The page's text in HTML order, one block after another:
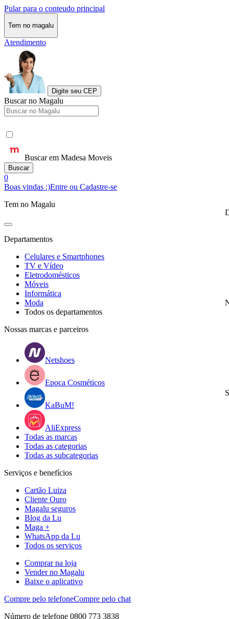
Pular para o conteudo principal
Tem no magalu
Atendimento
Digite seu CEP
Buscar no Magalu
Buscar em Madesa Moveis
Buscar
0
Boas vindas :)Entre ou Cadastre-se
Tem no Magalu
Departamentos
Celulares e Smartphones
TV e Vídeo
Eletrodomésticos
Móveis
Informática
Moda
Todos os departamentos
Nossas marcas e parceiros
Netshoes
Epoca Cosméticos
KaBuM!
AliExpress
Todas as marcas
Todas as categorias
Todas as subcategorias
Serviços e benefícios
Cartão Luiza
Cliente Ouro
Magalu seguros
Blog da Lu
Maga +
WhatsApp da Lu
Todos os serviços
Comprar na loja
Vender no Magalu
Baixe o aplicativo
Compre pelo telefoneCompre pelo chat
Número de telefone 0800 773 3838